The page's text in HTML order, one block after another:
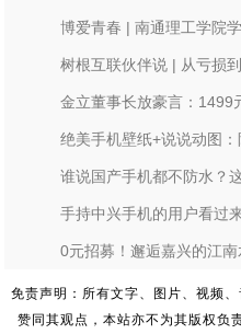
博爱青春 | 南通理工学院
树根互联伙伴说 | 从亏损
金立董事长放豪言：1499
绝美手机壁纸+说说动图
谁说国产手机都不防水？
手持中兴手机的用户看过
0元招募！邂逅嘉兴的江
免责声明：所有文字、图片、视频
赞同其观点，本站亦不为其版权负